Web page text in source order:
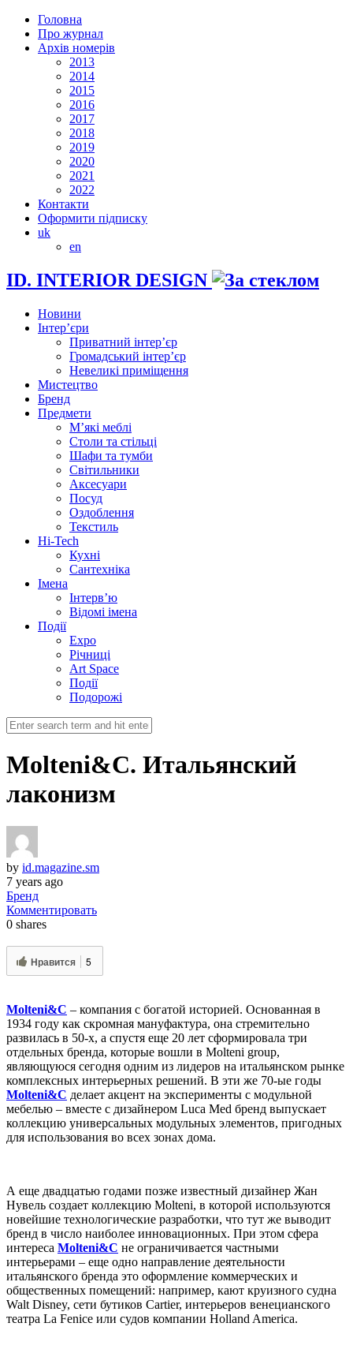
Головна
Про журнал
Архів номерів
2013
2014
2015
2016
2017
2018
2019
2020
2021
2022
Контакти
Оформити підписку
uk
en
ID. INTERIOR DESIGN
Новини
Інтер’єри
Приватний інтер’єр
Громадський інтер’єр
Невеликі приміщення
Мистецтво
Бренд
Предмети
М’які меблі
Столи та стільці
Шафи та тумби
Світильники
Аксесуари
Посуд
Оздоблення
Текстиль
Hi-Tech
Кухні
Сантехніка
Імена
Інтерв’ю
Відомі імена
Події
Expo
Річниці
Art Space
Події
Подорожі
Molteni&C. Итальянский
лаконизм
by id.magazine.sm
7 years ago
Бренд
Комментировать
0 shares
Нравится 5
Molteni&C – компания с богатой историей. Основанная в
1934 году как скромная мануфактура, она стремительно
развилась в 50-х, а спустя еще 20 лет сформировала три
отдельных бренда, которые вошли в Molteni group,
являющуюся сегодня одним из лидеров на итальянском рынке
комплексных интерьерных решений. В эти же 70-ые годы
Molteni&C делает акцент на эксперименты с модульной
мебелью – вместе с дизайнером Luca Med бренд выпускает
коллекцию универсальных модульных элементов, пригодных
для использования во всех зонах дома.
А еще двадцатью годами позже известный дизайнер Жан
Нувель создает коллекцию Molteni, в которой используются
новейшие технологические разработки, что тут же выводит
бренд в число наиболее инновационных. При этом сфера
интереса Molteni&C не ограничивается частными
интерьерами – еще одно направление деятельности
итальянского бренда это оформление коммерческих и
общественных помещений: например, кают круизного судна
Walt Disney, сети бутиков Cartier, интерьеров венецианского
театра La Fenice или судов компании Holland America.